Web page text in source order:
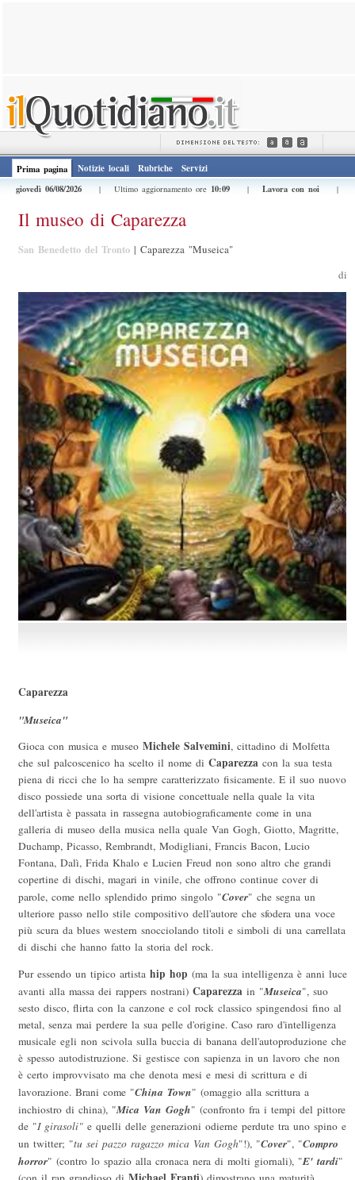
Prima pagina Notizie locali Rubriche
Servizi
giovedì 06/08/2026
| Ultimo aggiornamento ore 10:09 | Lavora con noi |
Il museo di Caparezza
San Benedetto del Tronto | Caparezza "Museica"
di
Caparezza
"Museica"
Gioca con musica e museo Michele Salvemini, cittadino di Molfetta
che sul palcoscenico ha scelto il nome di Caparezza con la sua testa
piena di ricci che lo ha sempre caratterizzato fisicamente. E il suo nuovo
disco possiede una sorta di visione concettuale nella quale la vita
dell'artista è passata in rassegna autobiograficamente come in una
galleria di museo della musica nella quale Van Gogh, Giotto, Magritte,
Duchamp, Picasso, Rembrandt, Modigliani, Francis Bacon, Lucio
Fontana, Dalì, Frida Khalo e Lucien Freud non sono altro che grandi
copertine di dischi, magari in vinile, che offrono continue cover di
parole, come nello splendido primo singolo "Cover" che segna un
ulteriore passo nello stile compositivo dell'autore che sfodera una voce
più scura da blues western snocciolando titoli e simboli di una carrellata
di dischi che hanno fatto la storia del rock.
Pur essendo un tipico artista hip hop (ma la sua intelligenza è anni luce
avanti alla massa dei rappers nostrani) Caparezza in "Museica", suo
sesto disco, flirta con la canzone e col rock classico spingendosi fino al
metal, senza mai perdere la sua pelle d'origine. Caso raro d'intelligenza
musicale egli non scivola sulla buccia di banana dell'autoproduzione che
è spesso autodistruzione. Si gestisce con sapienza in un lavoro che non
è certo improvvisato ma che denota mesi e mesi di scrittura e di
lavorazione. Brani come "China Town" (omaggio alla scrittura a
inchiostro di china), "Mica Van Gogh" (confronto fra i tempi del pittore
de "I girasoli" e quelli delle generazioni odierne perdute tra uno spino e
un twitter; "tu sei pazzo ragazzo mica Van Gogh"!), "Cover", "Compro
horror" (contro lo spazio alla cronaca nera di molti giornali), "E' tardi"